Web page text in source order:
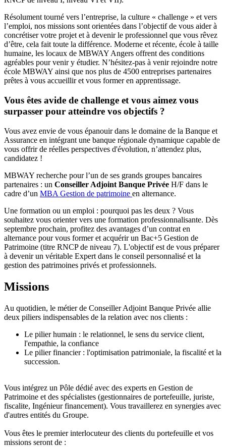
Résolument tourné vers l’entreprise, la culture « challenge » et vers
l’emploi, nos missions sont orientées dans l’objectif de vous aider à
concrétiser votre projet et à devenir le professionnel que vous rêvez
d’être, cela fait toute la différence. Moderne et récente, école à taille
humaine, les locaux de MBWAY Angers offrent des conditions
agréables pour venir y étudier. N’hésitez-pas à venir rejoindre notre
école MBWAY ainsi que nos plus de 4500 entreprises partenaires
prêtes à vous accueillir et vous former en apprentissage.
Vous êtes avide de challenge et vous aimez vous
surpasser pour atteindre vos objectifs ?
Vous avez envie de vous épanouir dans le domaine de la Banque et
Assurance en intégrant une banque régionale dynamique capable de
vous offrir de réelles perspectives d'évolution, n’attendez plus,
candidatez !
MBWAY recherche pour l’un de ses grands groupes bancaires
partenaires : un Conseiller Adjoint Banque Privée H/F dans le
cadre d’un MBA Gestion de patrimoine en alternance.
Une formation ou un emploi : pourquoi pas les deux ? Vous
souhaitez vous orienter vers une formation professionnalisante. Dès
septembre prochain, profitez des avantages d’un contrat en
alternance pour vous former et acquérir un Bac+5 Gestion de
Patrimoine (titre RNCP de niveau 7). L'objectif est de vous préparer
à devenir un véritable Expert dans le conseil personnalisé et la
gestion des patrimoines privés et professionnels.
Missions
Au quotidien, le métier de Conseiller Adjoint Banque Privée allie
deux piliers indispensables de la relation avec nos clients :
Le pilier humain : le relationnel, le sens du service client,
l'empathie, la confiance
Le pilier financier : l'optimisation patrimoniale, la fiscalité et la
succession.
Vous intégrez un Pôle dédié avec des experts en Gestion de
Patrimoine et des spécialistes (gestionnaires de portefeuille, juriste,
fiscalite, Ingénieur financement). Vous travaillerez en synergies avec
d'autres entités du Groupe.
Vous êtes le premier interlocuteur des clients du portefeuille et vos
missions seront de :